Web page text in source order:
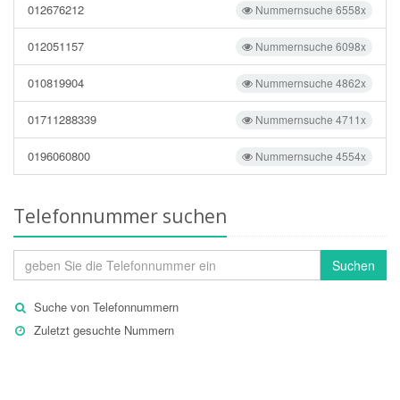
Nummernsuche 6558x
012676212
Nummernsuche 6098x
012051157
Nummernsuche 4862x
010819904
Nummernsuche 4711x
01711288339
Nummernsuche 4554x
0196060800
Telefonnummer suchen
Suchen
Suche von Telefonnummern
Zuletzt gesuchte Nummern